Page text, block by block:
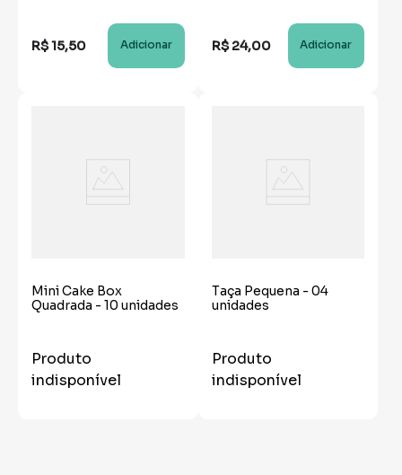
R$15,50 Adicionar R$ 24,00 Adicionar
Mini Cake Box
Quadrada - 10 unidades
Produto
indisponível
Taça Pequena - 04
unidades
Produto
indisponível